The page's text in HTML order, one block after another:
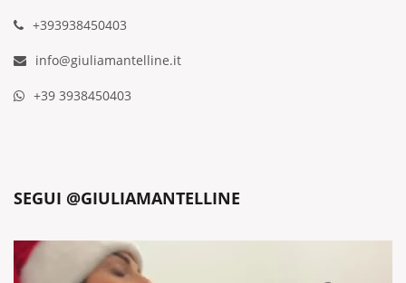
+393938450403
info@giuliamantelline.it
+39 3938450403
SEGUI @GIULIAMANTELLINE